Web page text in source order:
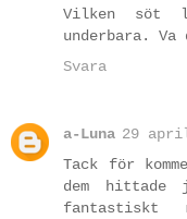
Vilken söt
underbara.
Svara
a-Luna 29
Tack för
dem
fantastiskt